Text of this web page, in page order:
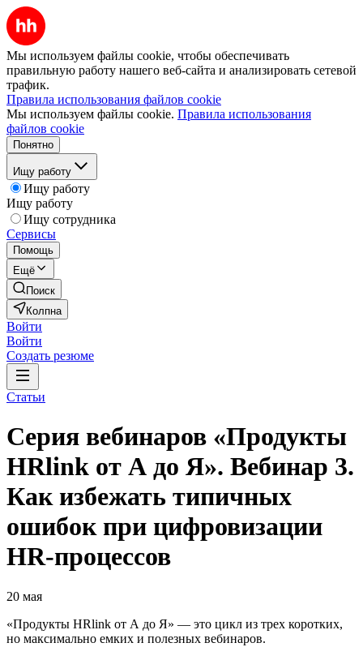
Мы используем файлы cookie, чтобы обеспечивать
правильную работу нашего веб-сайта и анализировать сетевой
трафик.
Правила использования файлов cookie
Мы используем файлы cookie. Правила использования
файлов cookie
Понятно
Ищу работу
Ищу работу
Ищу работу
Ищу сотрудника
Сервисы
Помощь
Ещё
Поиск
Колпна
Войти
Войти
Создать резюме
Статьи
Серия вебинаров «Продукты
HRlink от А до Я». Вебинар 3.
Как избежать типичных
ошибок при цифровизации
HR-процессов
20 мая
«Продукты HRlink от А до Я» — это цикл из трех коротких,
но максимально емких и полезных вебинаров.